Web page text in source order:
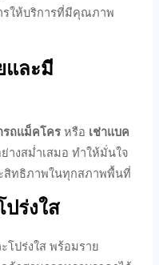
รให้บริการที่มีคุณภาพ
และมี
รถแม็คโคร หรือ เช่าแบค
างสม่ำเสมอ ทำให้มั่นใจ
ะสิทธิภาพในทุกสภาพพื้นที่
ร่งใส
โปร่งใส พร้อมราย